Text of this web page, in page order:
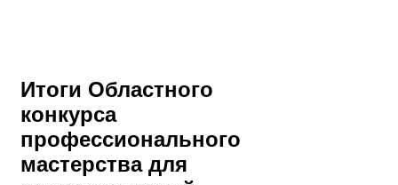
Итоги Областного
конкурса
профессионального
мастерства для